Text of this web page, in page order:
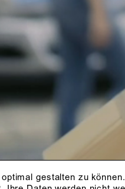
gestalten zu